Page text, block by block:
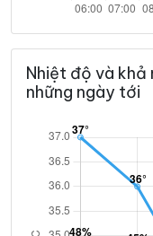
Nhiệt độ và khả
những ngày tới